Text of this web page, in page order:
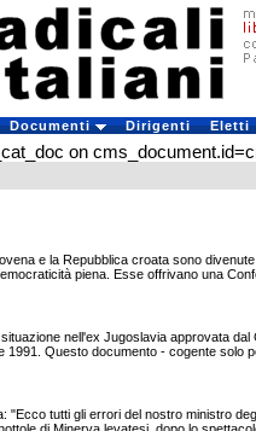
Documenti Dirigenti Eletti
on
e la Repubblica croata sono
piena. Esse offrivano una
nell'ex Jugoslavia approvata dal
1991. Questo documento - cogente solo
"Ecco tutti gli errori del nostro ministro